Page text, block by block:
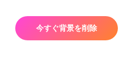
今すぐ背景を削除